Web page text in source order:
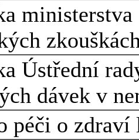
Ústřední
dávek v
péči o zdraví